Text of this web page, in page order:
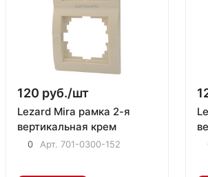
120 руб./шт
Lezard Mira рамка 2-я
вертикальная крем
0 Арт. 701-0300-152